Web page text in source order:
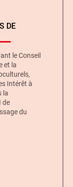
DE
le Conseil
et la
Intérêt à
la
de
du